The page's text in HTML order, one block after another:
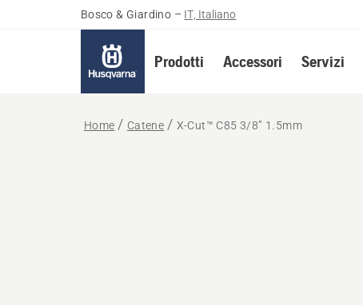
Bosco & Giardino – IT, Italiano
Prodotti Accessori Servizi
Home Catene X-Cut™ C85 3/8” 1.5mm